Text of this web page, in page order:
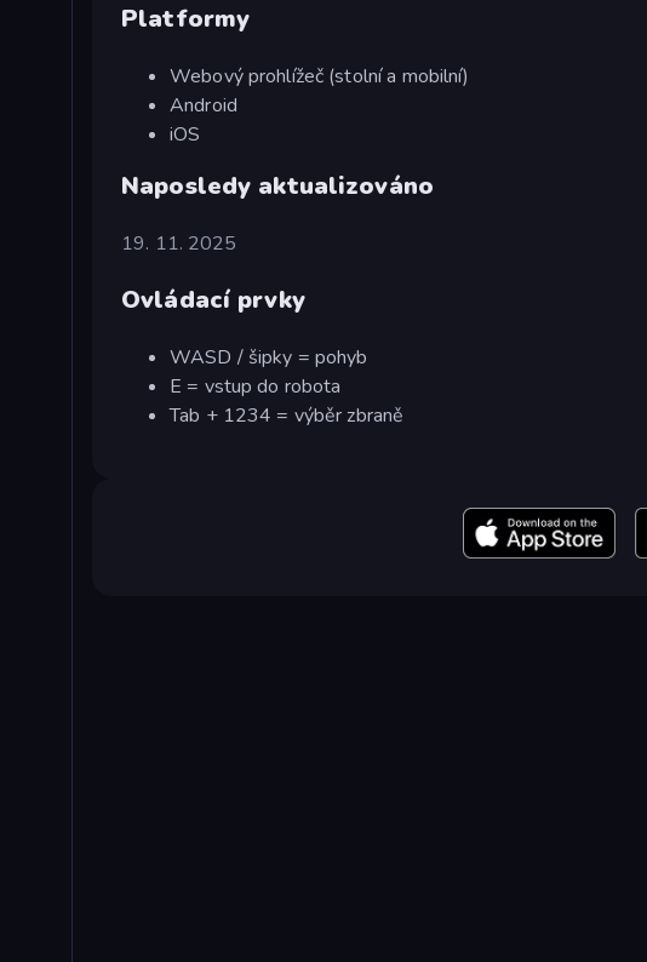
Platformy
Webový prohlížeč (stolní a mobilní)
Android
iOS
Naposledy aktualizováno
19. 11. 2025
Ovládací prvky
WASD / šipky = pohyb
E = vstup do robota
Tab + 1234 = výběr zbraně